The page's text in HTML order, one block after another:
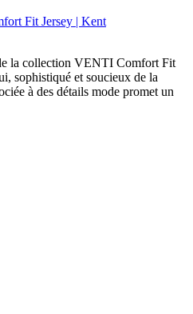
Fit Jersey | Kent
la collection VENTI Comfort Fit
sophistiqué et soucieux de la
à des détails mode promet un